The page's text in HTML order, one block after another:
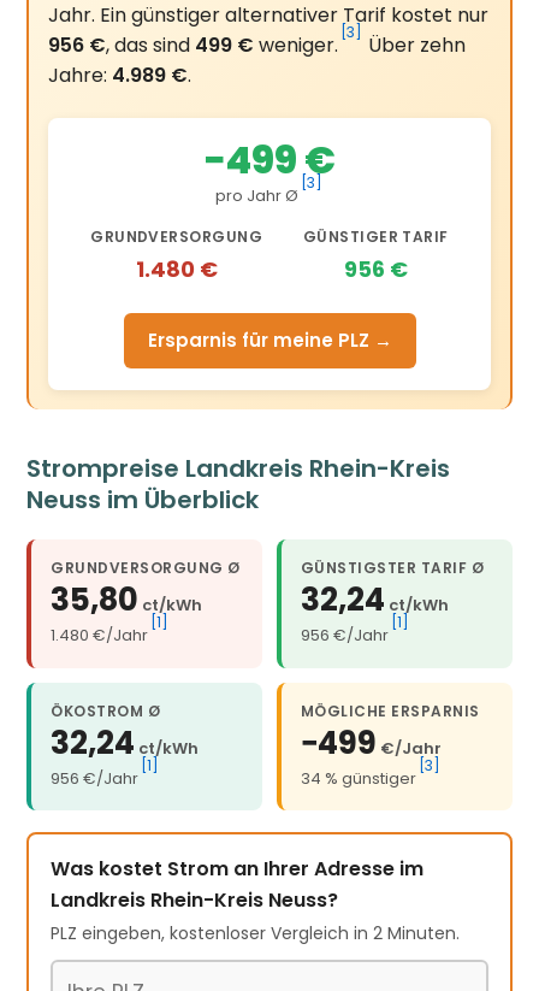
Jahr. Ein günstiger alternativer Tarif kostet nur
956 €, das sind 499 € weniger. [3]
Über zehn
Jahre: 4.989 €.
−499 €
pro Jahr Ø
[3]
GRUNDVERSORGUNG
1.480 €
GÜNSTIGER TARIF
956 €
Ersparnis für meine PLZ →
Strompreise Landkreis Rhein-Kreis
Neuss im Überblick
GRUNDVERSORGUNG Ø
35,80 ct/kWh
1.480 €/Jahr
[1]
GÜNSTIGSTER TARIF Ø
32,24 ct/kWh
956 €/Jahr
[1]
ÖKOSTROM Ø
32,24 ct/kWh
956 €/Jahr
[1]
MÖGLICHE ERSPARNIS
−499 €/Jahr
34 % günstiger
[3]
Was kostet Strom an Ihrer Adresse im
Landkreis Rhein-Kreis Neuss?
PLZ eingeben, kostenloser Vergleich in 2 Minuten.